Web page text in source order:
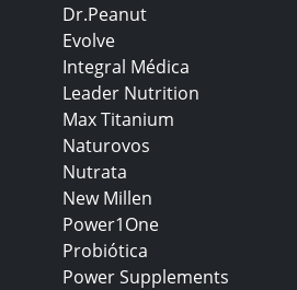
Dr.Peanut
Evolve
Integral Médica
Leader Nutrition
Max Titanium
Naturovos
Nutrata
New Millen
Power1One
Probiótica
Power Supplements